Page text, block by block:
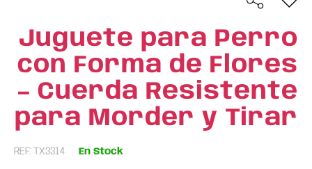
Juguete para Perro
con Forma de Flores
– Cuerda Resistente
para Morder y Tirar
REF: TX3314 En Stock